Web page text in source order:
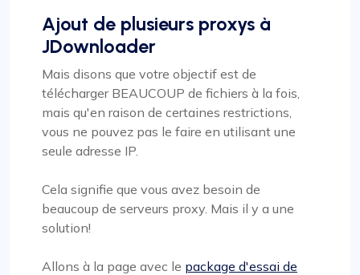
Ajout de plusieurs proxys à
JDownloader
Mais disons que votre objectif est de
télécharger BEAUCOUP de fichiers à la fois,
mais qu'en raison de certaines restrictions,
vous ne pouvez pas le faire en utilisant une
seule adresse IP.
Cela signifie que vous avez besoin de
beaucoup de serveurs proxy. Mais il y a une
solution!
Allons à la page avec le package d'essai de